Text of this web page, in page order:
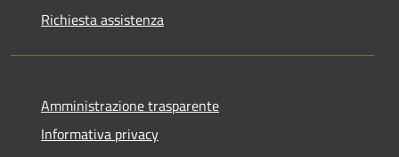
Richiesta assistenza
Amministrazione trasparente
Informativa privacy